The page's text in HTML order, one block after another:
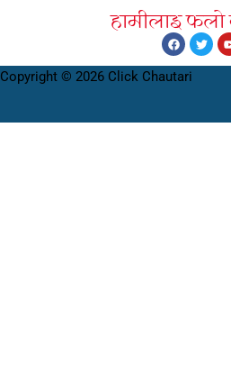
हामीलाइ फलाे
Copyright © 2026 Click Chautari